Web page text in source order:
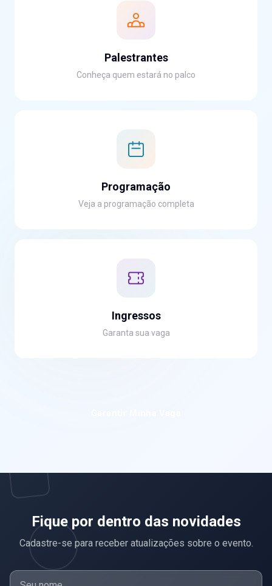
Palestrantes
Conheça quem estará no palco
Programação
Veja a programação completa
Ingressos
Garanta sua vaga
Fique por dentro das novidades
Cadastre-se para receber atualizações sobre o evento.